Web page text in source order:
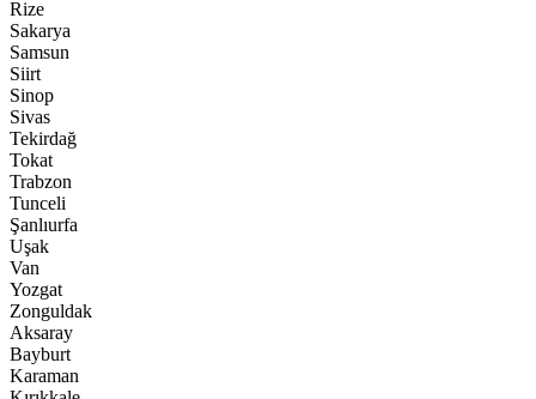
Rize
Sakarya
Samsun
Siirt
Sinop
Sivas
Tekirdağ
Tokat
Trabzon
Tunceli
Şanlıurfa
Uşak
Van
Yozgat
Zonguldak
Aksaray
Bayburt
Karaman